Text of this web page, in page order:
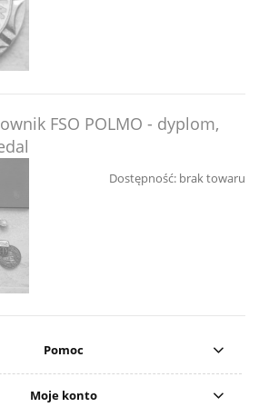
FSO POLMO - dyplom,
Dostępność: brak towaru
Pomoc
Moje konto